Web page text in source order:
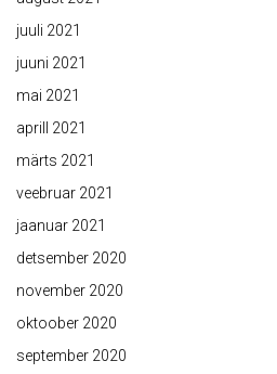
juuli 2021
juuni 2021
mai 2021
aprill 2021
märts 2021
veebruar 2021
jaanuar 2021
detsember 2020
november 2020
oktoober 2020
september 2020